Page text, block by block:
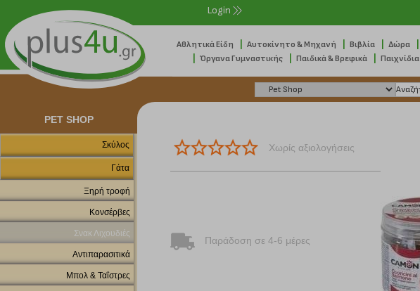
Login
Αθλητικά Είδη Αυτοκίνητο & Μηχανή Βιβλία Δώρα
Όργανα Γυμναστικής Παιδικά & Βρεφικά Παιχνίδια
PET SHOP
Σκύλος
Γάτα
Ξηρή τροφή
Κονσέρβες
Σνακ Λιχουδιές
Αντιπαρασιτικά
Μπολ & Ταΐστρες
Χωρίς αξιολογήσεις
Παράδοση σε 4-6 μέρες